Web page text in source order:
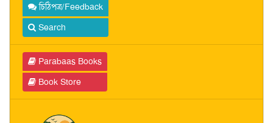
চিঠিপত্র/Feedback
Search
Parabaas Books
Book Store